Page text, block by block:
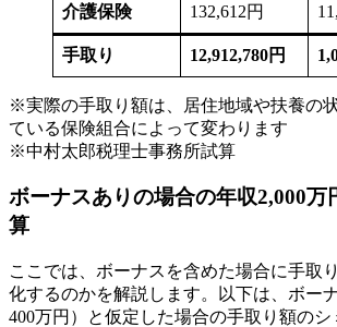
介護保険 132,612円
手取り 12,912,780円
※実際の手取り額は、居住地域や扶養の
ている保険組合によって変わります
※中村太郎税理士事務所試算
ボーナスありの場合の年収2,000万
算
ここでは、ボーナスを含めた場合に手取
化するのかを解説します。以下は、ボー
400万円）と仮定した場合の手取り額の